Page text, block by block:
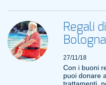
Regali
Bologna
27/11/18
Con i buoni
puoi donare